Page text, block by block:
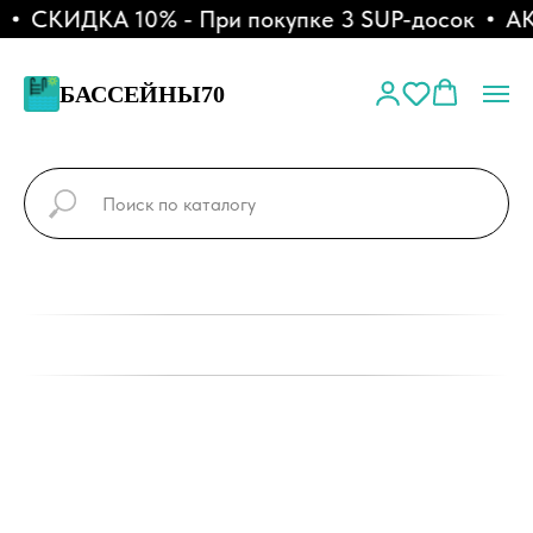
СКИДКА 10% - При покупке 3 SUP-досок
БАССЕЙНЫ70